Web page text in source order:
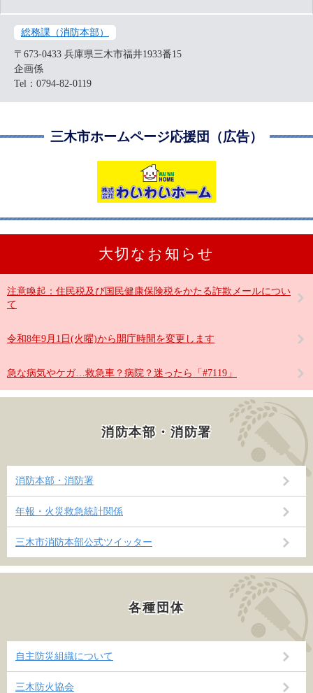
総務課（消防本部）
〒673-0433 兵庫県三木市福井1933番15
企画係
Tel：0794-82-0119
三木市ホームページ応援団（広告）
大切なお知らせ
注意喚起：住民税及び国民健康保険税をかたる詐欺メールについ
て
令和8年9月1日(火曜)から開庁時間を変更します
急な病気やケガ…救急車？病院？迷ったら「#7119」
消防本部・消防署
消防本部・消防署
年報・火災救急統計関係
三木市消防本部公式ツイッター
各種団体
自主防災組織について
三木防火協会